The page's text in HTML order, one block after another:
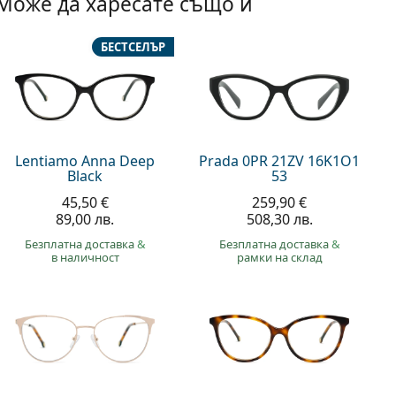
Lentiamo Anna Deep
Black
БЕСТСЕЛЪР
45,50 €
89,00 лв.
Безплатна доставка&
в наличност
Prada 0PR 21ZV 16K1O1
53
259,90 €
508,30 лв.
Безплатна доставка&
рамки на склад